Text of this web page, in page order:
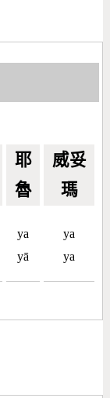
耶
魯
威妥
瑪
ya
yā
ya
ya